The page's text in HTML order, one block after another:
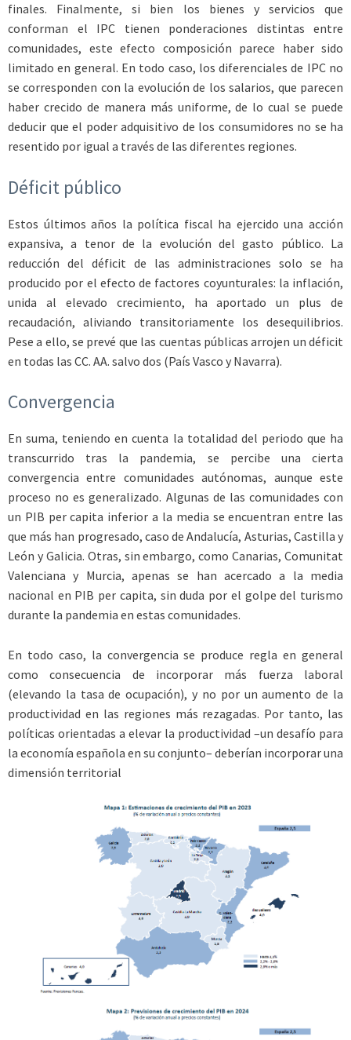
finales. Finalmente, si bien los bienes y servicios que
conforman el IPC tienen ponderaciones distintas entre
comunidades, este efecto composición parece haber sido
limitado en general. En todo caso, los diferenciales de IPC no
se corresponden con la evolución de los salarios, que parecen
haber crecido de manera más uniforme, de lo cual se puede
deducir que el poder adquisitivo de los consumidores no se ha
resentido por igual a través de las diferentes regiones.
Déficit público
Estos últimos años la política fiscal ha ejercido una acción
expansiva, a tenor de la evolución del gasto público. La
reducción del déficit de las administraciones solo se ha
producido por el efecto de factores coyunturales: la inflación,
unida al elevado crecimiento, ha aportado un plus de
recaudación, aliviando transitoriamente los desequilibrios.
Pese a ello, se prevé que las cuentas públicas arrojen un déficit
en todas las CC. AA. salvo dos (País Vasco y Navarra).
Convergencia
En suma, teniendo en cuenta la totalidad del periodo que ha
transcurrido tras la pandemia, se percibe una cierta
convergencia entre comunidades autónomas, aunque este
proceso no es generalizado. Algunas de las comunidades con
un PIB per capita inferior a la media se encuentran entre las
que más han progresado, caso de Andalucía, Asturias, Castilla y
León y Galicia. Otras, sin embargo, como Canarias, Comunitat
Valenciana y Murcia, apenas se han acercado a la media
nacional en PIB per capita, sin duda por el golpe del turismo
durante la pandemia en estas comunidades.
En todo caso, la convergencia se produce regla en general
como consecuencia de incorporar más fuerza laboral
(elevando la tasa de ocupación), y no por un aumento de la
productividad en las regiones más rezagadas. Por tanto, las
políticas orientadas a elevar la productividad –un desafío para
la economía española en su conjunto– deberían incorporar una
dimensión territorial